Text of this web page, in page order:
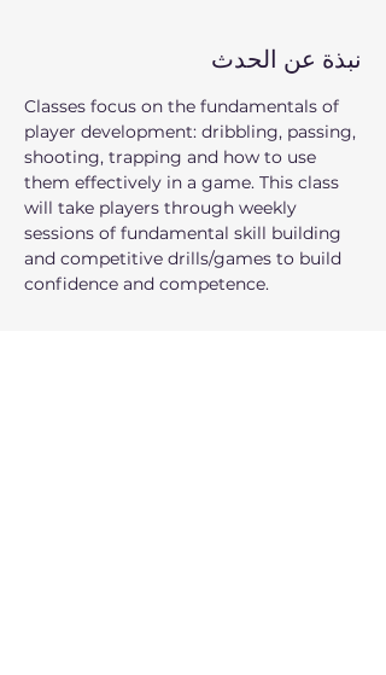
نبذة عن الحدث
Classes focus on the fundamentals of
player development: dribbling, passing,
shooting, trapping and how to use
them effectively in a game. This class
will take players through weekly
sessions of fundamental skill building
and competitive drills/games to build
confidence and competence.